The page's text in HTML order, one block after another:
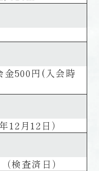
500円(入会時
12月12日）
検査済日）